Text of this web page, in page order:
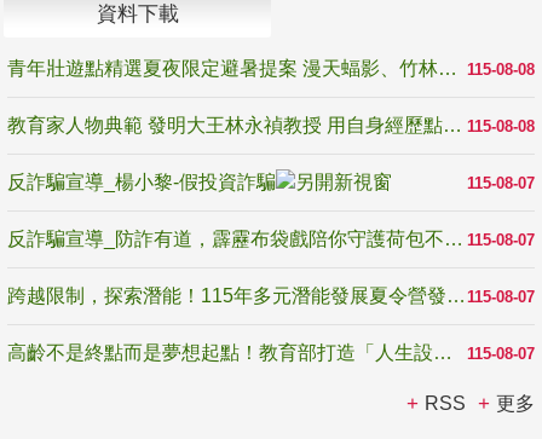
資料下載
115-08-08
青年壯遊點精選夏夜限定避暑提案 漫天蝠影、竹林尋蛙、茶香夜觀 邀青年暮色出發
115-08-08
教育家人物典範 發明大王林永禎教授 用自身經歷點亮學生的路
115-08-07
反詐騙宣導_楊小黎-假投資詐騙
115-08-07
反詐騙宣導_防詐有道，霹靂布袋戲陪你守護荷包不受騙
115-08-07
跨越限制，探索潛能！115年多元潛能發展夏令營發掘生命無限可能
115-08-07
高齡不是終點而是夢想起點！教育部打造「人生設計夢工場」 參展第3屆高齡健康產業博覽會
RSS 更多